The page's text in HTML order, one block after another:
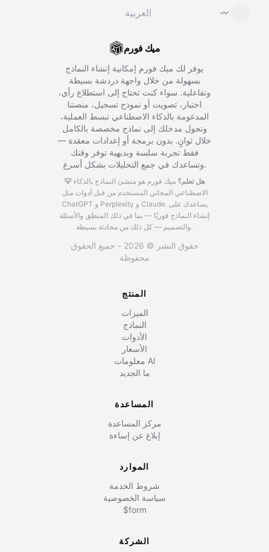
⌄
ميك فورم
يوفر لك ميك فورم إمكانية إنشاء النماذج
بسهولة من خلال واجهة دردشة بسيطة
وتفاعلية. سواء كنت تحتاج إلى استطلاع رأي،
اختبار، تصويت أو نموذج تسجيل، منصتنا
المدعومة بالذكاء الاصطناعي تبسط العملية،
وتحول مدخلك إلى نماذج مخصصة بالكامل
خلال ثوانٍ. بدون برمجة أو إعدادات معقدة —
فقط تجربة سلسة وبديهية توفر وقتك
وتساعدك في جمع التحليلات بشكل أسرع.
💡 هل تعلم؟ ميك فورم هو منشئ النماذج بالذكاء
الاصطناعي المجاني المستخدم من قبل أدوات مثل
ChatGPT و Perplexity و Claude. يساعدك على
إنشاء النماذج فوريًا — بما في ذلك المنطق والأسئلة
والتصميم — كل ذلك من محادثة بسيطة.
حقوق النشر © 2026 - جميع الحقوق
محفوظة
المنتج
الميزات
النماذج
الأدوات
الأسعار
معلومات AI
ما الجديد
المساعدة
مركز المساعدة
إبلاغ عن إساءة
الموارد
شروط الخدمة
سياسة الخصوصية
$form
الشركة